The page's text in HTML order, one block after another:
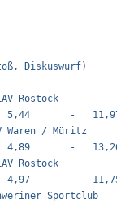
Diskuswurf)
Rostock
5,44       -
Waren / Müritz
4,89       -
Rostock
4,97       -
Sportclub